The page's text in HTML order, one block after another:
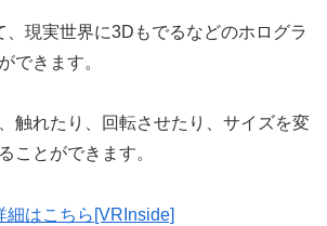
、現実世界に3Dもでるなどのホログラ
できます。
触れたり、回転させたり、サイズを変
ことができます。
細はこちら[VRInside]